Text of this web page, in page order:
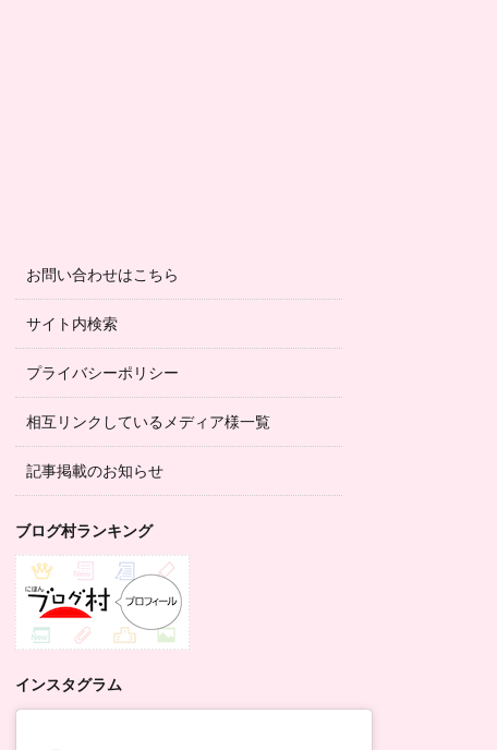
お問い合わせはこちら
サイト内検索
プライバシーポリシー
相互リンクしているメディア様一覧
記事掲載のお知らせ
ブログ村ランキング
インスタグラム